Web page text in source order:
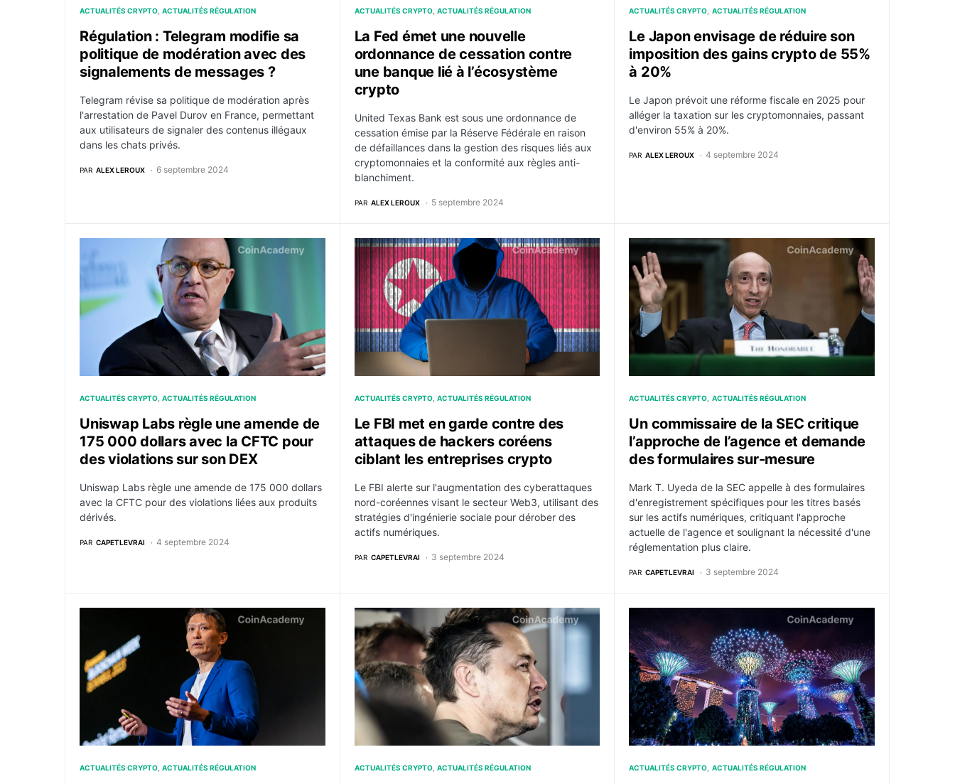
ACTUALITÉS CRYPTO ACTUALITÉS RÉGULATION
Régulation : Telegram modifie sa
politique de modération avec des
signalements de messages ?
Telegram révise sa politique de modération après
l'arrestation de Pavel Durov en France, permettant
aux utilisateurs de signaler des contenus illégaux
dans les chats privés.
PAR ALEX LEROUX 6 septembre 2024
ACTUALITÉS CRYPTO ACTUALITÉS RÉGULATION
La Fed émet une nouvelle
ordonnance de cessation contre
une banque lié à l’écosystème
crypto
United Texas Bank est sous une ordonnance de
cessation émise par la Réserve Fédérale en raison
de défaillances dans la gestion des risques liés aux
cryptomonnaies et la conformité aux règles anti-
blanchiment.
PAR ALEX LEROUX 5 septembre 2024
ACTUALITÉS CRYPTO ACTUALITÉS RÉGULATION
Le Japon envisage de réduire son
imposition des gains crypto de 55%
à 20%
Le Japon prévoit une réforme fiscale en 2025 pour
alléger la taxation sur les cryptomonnaies, passant
d'environ 55% à 20%.
PAR ALEX LEROUX 4 septembre 2024
Uniswap Labs règle une amende de 175 000 dollars avec la CFTC pour des violations sur son DEX
ACTUALITÉS CRYPTO ACTUALITÉS RÉGULATION
Uniswap Labs règle une amende de
175 000 dollars avec la CFTC pour
des violations sur son DEX
Uniswap Labs règle une amende de 175 000 dollars
avec la CFTC pour des violations liées aux produits
dérivés.
PAR CAPETLEVRAI 4 septembre 2024
Le FBI met en garde contre des attaques de hackers coréens ciblant les entreprises crypto
ACTUALITÉS CRYPTO ACTUALITÉS RÉGULATION
Le FBI met en garde contre des
attaques de hackers coréens
ciblant les entreprises crypto
Le FBI alerte sur l'augmentation des cyberattaques
nord-coréennes visant le secteur Web3, utilisant des
stratégies d'ingénierie sociale pour dérober des
actifs numériques.
PAR CAPETLEVRAI 3 septembre 2024
Un commissaire de la SEC critique l’approche de l’agence
ACTUALITÉS CRYPTO ACTUALITÉS RÉGULATION
Un commissaire de la SEC critique
l’approche de l’agence et demande
des formulaires sur-mesure
Mark T. Uyeda de la SEC appelle à des formulaires
d'enregistrement spécifiques pour les titres basés
sur les actifs numériques, critiquant l'approche
actuelle de l'agence et soulignant la nécessité d'une
réglementation plus claire.
PAR CAPETLEVRAI 3 septembre 2024
Le PDG de Binance s’indigne alors que l’état de santé de son cadre détenu au Nigéria s’aggrave
ACTUALITÉS CRYPTO ACTUALITÉS RÉGULATION
La Cour suprême du Brésil bloque l’accès à X et inflige une amende en cas d’utilisation de VPN
ACTUALITÉS CRYPTO ACTUALITÉS RÉGULATION
OKX obtient une nouvelle licence à Singapour et nomme
ACTUALITÉS CRYPTO ACTUALITÉS RÉGULATION